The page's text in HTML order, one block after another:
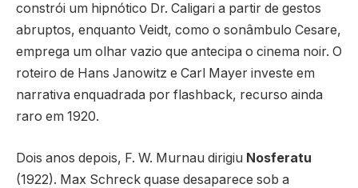
constrói um hipnótico Dr. Caligari a partir de gestos
abruptos, enquanto Veidt, como o sonâmbulo Cesare,
emprega um olhar vazio que antecipa o cinema noir. O
roteiro de Hans Janowitz e Carl Mayer investe em
narrativa enquadrada por flashback, recurso ainda
raro em 1920.
Dois anos depois, F. W. Murnau dirigiu Nosferatu
(1922). Max Schreck quase desaparece sob a